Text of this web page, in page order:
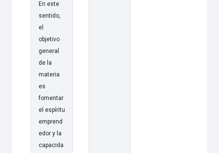
En este
sentido,
el
objetivo
general
de la
materia
es
fomentar
el espíritu
emprend
edor y la
capacida